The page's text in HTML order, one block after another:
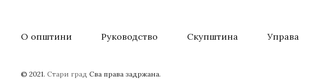
О општини Руководство Скупштина Управа
© 2021. Стари град Сва права задржана.